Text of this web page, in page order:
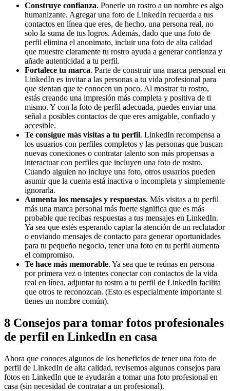
Construye confianza. Ponerle un rostro a un nombre es algo
humanizante. Agregar una foto de LinkedIn recuerda a tus
contactos en línea que eres, de hecho, una persona real, no
solo la suma de tus logros. Además, dado que una foto de
perfil elimina el anonimato, incluir una foto de alta calidad
que muestre claramente tu rostro ayuda a generar confianza y
añade autenticidad a tu perfil.
Fortalece tu marca. Parte de construir una marca personal en
LinkedIn es invitar a las personas a tu vida profesional para
que sientan que te conocen un poco. Al mostrar tu rostro,
estás creando una impresión más completa y positiva de ti
mismo. Y con la foto de perfil adecuada, puedes enviar una
señal a posibles contactos de que eres amigable, confiado y
accesible.
Te consigue más visitas a tu perfil. LinkedIn recompensa a
los usuarios con perfiles completos y las personas que buscan
nuevas conexiones o contratar talento son más propensas a
interactuar con perfiles que incluyen una foto de rostro.
Cuando alguien no incluye una foto, otros usuarios pueden
asumir que la cuenta está inactiva o incompleta y simplemente
ignorarla.
Aumenta los mensajes y respuestas. Más visitas a tu perfil
más una marca personal más fuerte significa que es más
probable que recibas respuestas a tus mensajes en LinkedIn.
Ya sea que estés esperando captar la atención de un reclutador
o enviando mensajes de contacto para generar oportunidades
para tu pequeño negocio, tener una foto en tu perfil aumenta
el compromiso.
Te hace más memorable. Ya sea que te reúnas en persona
por primera vez o intentes conectar con contactos de la vida
real en línea, adjuntar tu rostro a tu perfil de LinkedIn facilita
que otros te reconozcan. (Esto es especialmente importante si
tienes un nombre común).
8 Consejos para tomar fotos profesionales
de perfil en LinkedIn en casa
Ahora que conoces algunos de los beneficios de tener una foto de
perfil de LinkedIn de alta calidad, revisemos algunos consejos para
fotos en LinkedIn que te ayudarán a tomar una foto profesional en
casa (sin necesidad de contratar a un profesional).